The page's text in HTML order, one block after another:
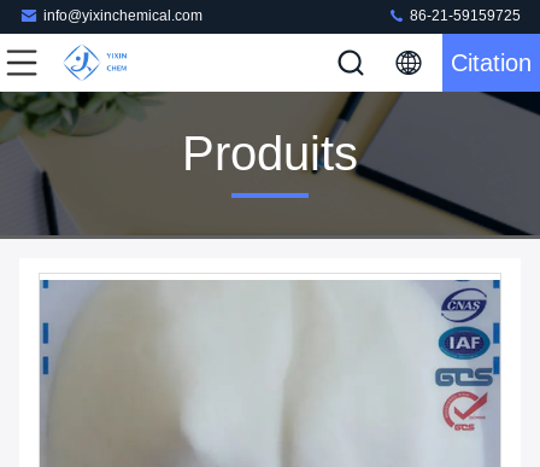
info@yixinchemical.com 86-21-59159725
Citation
Produits